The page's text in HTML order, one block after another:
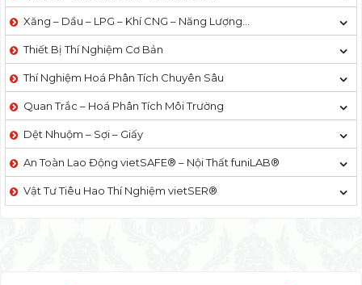
Xăng – Dầu – LPG – Khí CNG – Năng Lượng…
Thiết Bị Thí Nghiệm Cơ Bản
Thí Nghiệm Hoá Phân Tích Chuyên Sâu
Quan Trắc – Hoá Phân Tích Môi Trường
Dệt Nhuộm – Sợi – Giấy
An Toàn Lao Động vietSAFE® – Nội Thất funiLAB®
Vật Tư Tiêu Hao Thí Nghiệm vietSER®